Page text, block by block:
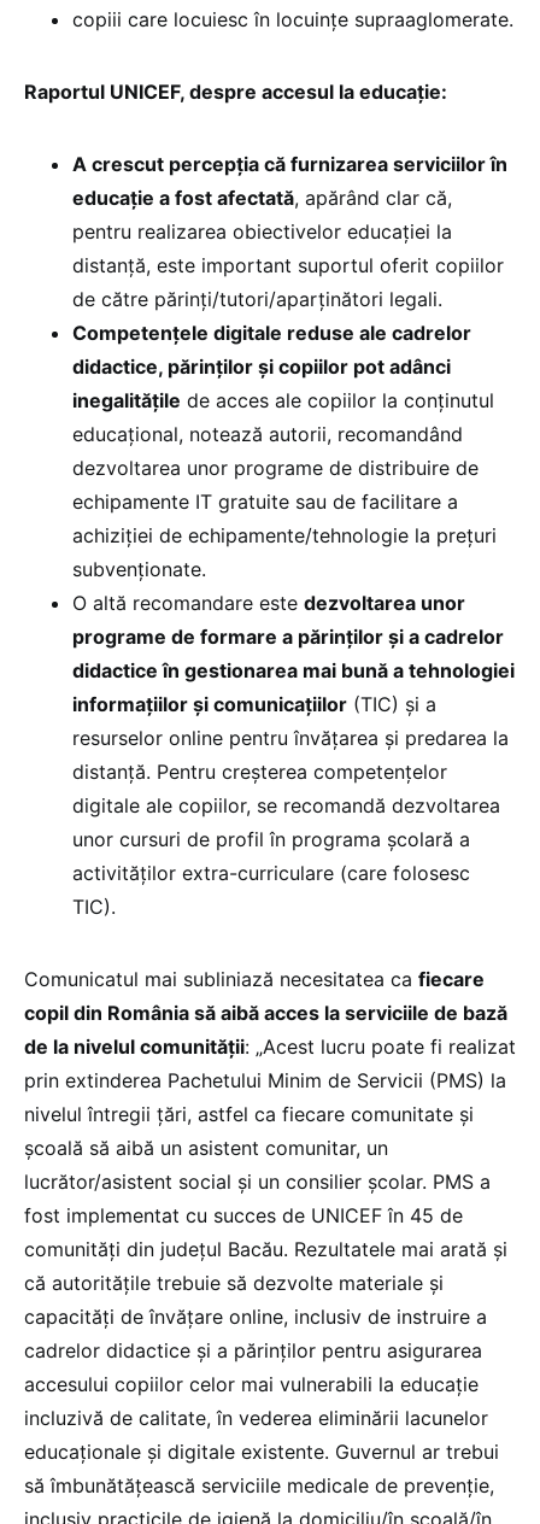
copiii care locuiesc în locuințe supraaglomerate.
Raportul UNICEF, despre accesul la educație:
A crescut percepția că furnizarea serviciilor în
educație a fost afectată, apărând clar că,
pentru realizarea obiectivelor educației la
distanță, este important suportul oferit copiilor
de către părinți/tutori/aparținători legali.
Competențele digitale reduse ale cadrelor
didactice, părinților și copiilor pot adânci
inegalitățile de acces ale copiilor la conținutul
educațional, notează autorii, recomandând
dezvoltarea unor programe de distribuire de
echipamente IT gratuite sau de facilitare a
achiziției de echipamente/tehnologie la prețuri
subvenționate.
O altă recomandare este dezvoltarea unor
programe de formare a părinților și a cadrelor
didactice în gestionarea mai bună a tehnologiei
informațiilor și comunicațiilor (TIC) și a
resurselor online pentru învățarea și predarea la
distanță. Pentru creșterea competențelor
digitale ale copiilor, se recomandă dezvoltarea
unor cursuri de profil în programa școlară a
activităților extra-curriculare (care folosesc
TIC).
Comunicatul mai subliniază necesitatea ca fiecare
copil din România să aibă acces la serviciile de bază
de la nivelul comunității: „Acest lucru poate fi realizat
prin extinderea Pachetului Minim de Servicii (PMS) la
nivelul întregii țări, astfel ca fiecare comunitate și
școală să aibă un asistent comunitar, un
lucrător/asistent social și un consilier școlar. PMS a
fost implementat cu succes de UNICEF în 45 de
comunități din județul Bacău. Rezultatele mai arată și
că autoritățile trebuie să dezvolte materiale și
capacități de învățare online, inclusiv de instruire a
cadrelor didactice și a părinților pentru asigurarea
accesului copiilor celor mai vulnerabili la educație
incluzivă de calitate, în vederea eliminării lacunelor
educaționale și digitale existente. Guvernul ar trebui
să îmbunătățească serviciile medicale de prevenție,
inclusiv practicile de igienă la domiciliu/în școală/în